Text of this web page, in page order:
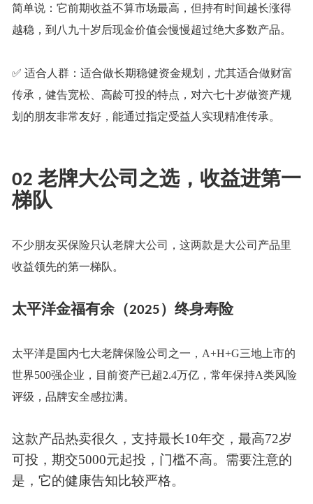
简单说：它前期收益不算市场最高，但持有时间越长涨得
越稳，到八九十岁后现金价值会慢慢超过绝大多数产品。
✅ 适合人群：适合做长期稳健资金规划，尤其适合做财富
传承，健告宽松、高龄可投的特点，对六七十岁做资产规
划的朋友非常友好，能通过指定受益人实现精准传承。
02 老牌大公司之选，收益进第一
梯队
不少朋友买保险只认老牌大公司，这两款是大公司产品里
收益领先的第一梯队。
太平洋金福有余（2025）终身寿险
太平洋是国内七大老牌保险公司之一， A+H+G三地上市的
世界500强企业，目前资产已超2.4万亿，常年保持A类风险
评级，品牌安全感拉满。
这款产品热卖很久，支持最长10年交，最高72岁
可投，期交5000元起投，门槛不高。需要注意的
是，它的健康告知比较严格。